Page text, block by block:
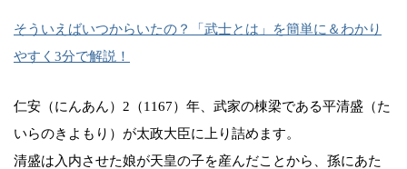
そういえばいつからいたの？「武士とは」を簡単に＆わかり
やすく3分で解説！
仁安（にんあん）2（1167）年、武家の棟梁である平清盛（た
いらのきよもり）が太政大臣に上り詰めます。
清盛は入内させた娘が天皇の子を産んだことから、孫にあた